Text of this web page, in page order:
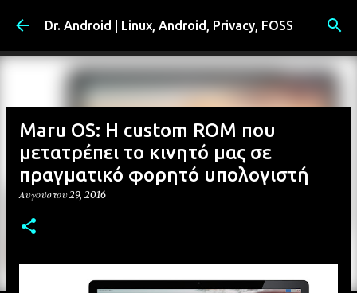
Μετάβαση στο κύριο περιεχόμενο
Dr. Android | Linux, Android, Privacy, FOSS
Maru OS: Η custom ROM που
μετατρέπει το κινητό μας σε
πραγματικό φορητό υπολογιστή
Αυγούστου 29, 2016